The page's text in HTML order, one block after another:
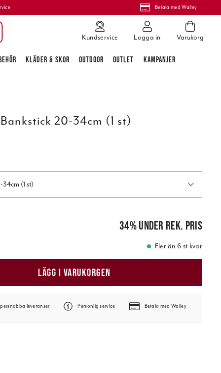
Betala med Walley
Kundservice Logga in Varukorg
KLÄDER & SKOR OUTDOOR OUTLET KAMPANJER
20-34cm (1 st)
(1 st)
34%under rek. pris
Fler än 6 st kvar
LÄGG I VARUKORGEN
leveranser Personlig service Betala med Walley